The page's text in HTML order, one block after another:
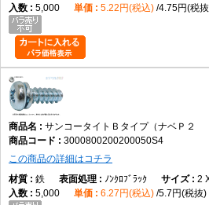
5,000
5.22円(税込) 4.75円(税
サンコータイトＢタイプ（ナベＰ２
3000800200200050S4
この商品の詳細はコチラ
鉄
ﾉﾝｸﾛﾌﾞﾗｯｸ 2
5,000
6.27円(税込) 5.7円(税抜)